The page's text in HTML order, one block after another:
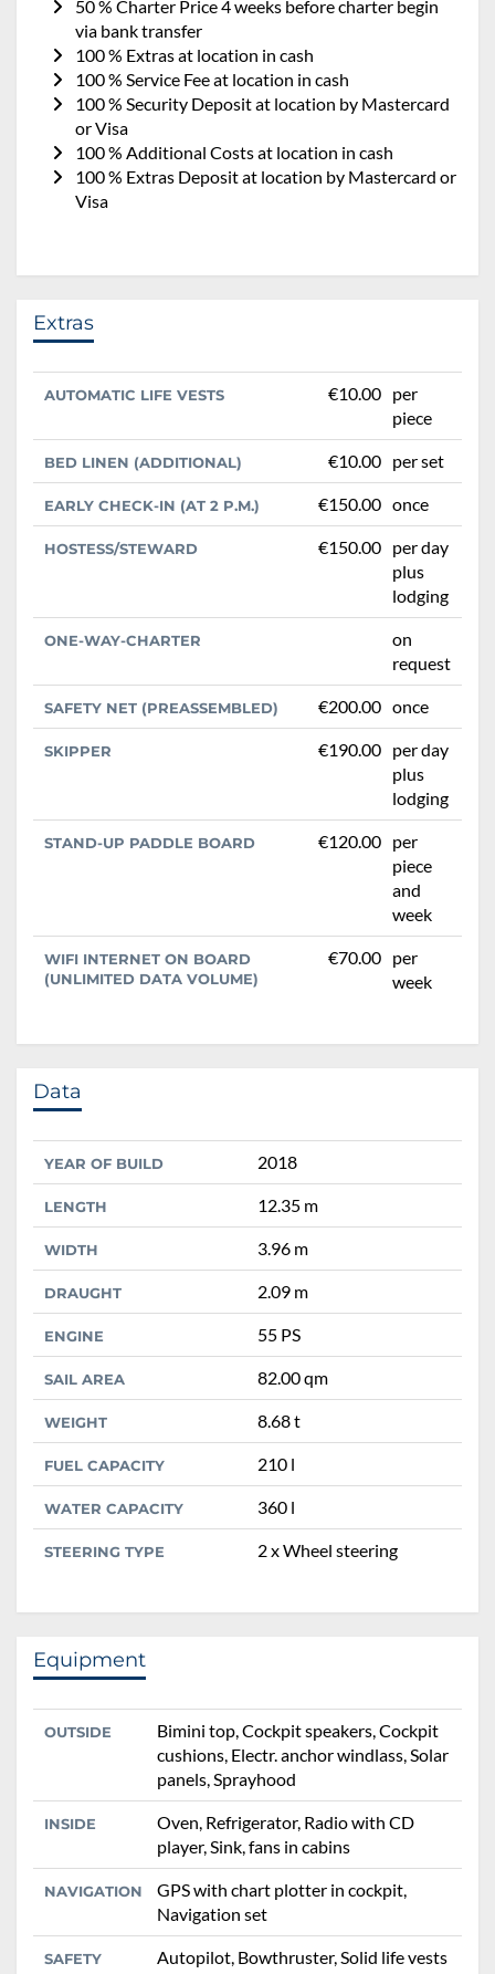
50 % Charter Price 4 weeks before charter begin
via bank transfer
100 % Extras at location in cash
100 % Service Fee at location in cash
100 % Security Deposit at location by Mastercard
or Visa
100 % Additional Costs at location in cash
100 % Extras Deposit at location by Mastercard or
Visa
Extras
AUTOMATIC LIFE VESTS €10.00 per
piece
BED LINEN (ADDITIONAL) €10.00 per set
EARLY CHECK-IN (AT 2 P.M.) €150.00 once
HOSTESS/STEWARD €150.00 per day
plus
lodging
ONE-WAY-CHARTER
on
request
SAFETY NET (PREASSEMBLED) €200.00 once
SKIPPER €190.00 per day
plus
lodging
STAND-UP PADDLE BOARD €120.00 per
piece
and
week
WIFI INTERNET ON BOARD
(UNLIMITED DATA VOLUME)
€70.00 per
week
Data
YEAR OF BUILD 2018
LENGTH 12.35 m
WIDTH 3.96 m
DRAUGHT 2.09 m
ENGINE 55 PS
SAIL AREA 82.00 qm
WEIGHT 8.68 t
FUEL CAPACITY 210 l
WATER CAPACITY 360 l
STEERING TYPE 2 x Wheel steering
Equipment
OUTSIDE
Bimini top, Cockpit speakers, Cockpit
cushions, Electr. anchor windlass, Solar
panels, Sprayhood
INSIDE
Oven, Refrigerator, Radio with CD
player, Sink, fans in cabins
NAVIGATION
GPS with chart plotter in cockpit,
Navigation set
SAFETY Autopilot, Bowthruster, Solid life vests